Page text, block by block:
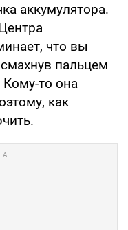
аккумулятора.
что вы
пальцем
Кому-то она
как